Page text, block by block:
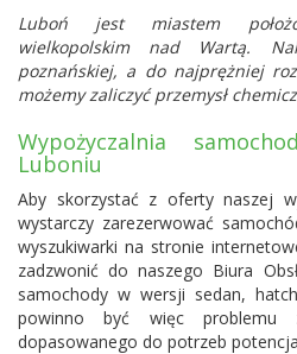
Luboń jest miastem
wielkopolskim nad Wartą.
poznańskiej, a do najprężniej
możemy zaliczyć przemysł
Wypożyczalnia
Luboniu
Aby skorzystać z oferty naszej
wystarczy zarezerwować
wyszukiwarki na stronie
zadzwonić do naszego Biura
samochody w wersji sedan,
powinno być więc problemu
dopasowanego do potrzeb